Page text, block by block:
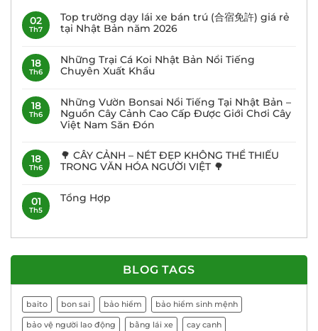
02
Th7
Top trường dạy lái xe bán trú (合宿免許) giá rẻ
tại Nhật Bản năm 2026
18
Th6
Những Trại Cá Koi Nhật Bản Nổi Tiếng
Chuyên Xuất Khẩu
18
Th6
Những Vườn Bonsai Nổi Tiếng Tại Nhật Bản –
Nguồn Cây Cảnh Cao Cấp Được Giới Chơi Cây
Việt Nam Săn Đón
18
Th6
🌳 CÂY CẢNH – NÉT ĐẸP KHÔNG THỂ THIẾU
TRONG VĂN HÓA NGƯỜI VIỆT 🌳
01
Th5
Tổng Hợp
BLOG TAGS
baito bon sai bảo hiểm bảo hiểm sinh mệnh
bảo vệ người lao động bằng lái xe cay canh